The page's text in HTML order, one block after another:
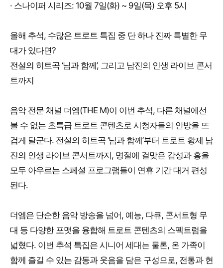
· 스나이퍼 시리즈: 10월 7일(화) ~ 9일(목) 오후 5시
올해 추석, 수많은 트로트 특집 중 단 하나 진짜 특별한 무
대가 있다면?
전설의 히트곡 ‘님과 함께’, 그리고 남진의 인생 라이브 콘서
트까지
음악 전문 채널 더엠(THE M)이 이번 추석, 다른 채널에선
볼 수 없는 초특급 트로트 콘텐츠로 시청자들의 안방을 뜨
겁게 달군다. 전설의 히트곡 ‘님과 함께’부터 트로트 황제 남
진의 인생 라이브 콘서트까지, 명절에 걸맞은 감성과 흥을
모두 아우르는 스페셜 프로그램들이 연휴 기간 대거 편성
된다.
더엠은 단순한 음악 방송을 넘어, 예능, 다큐, 콘서트형 무
대 등 다양한 포맷을 융합해 트로트 콘텐츠의 스펙트럼을
넓혔다. 이번 추석 특집은 시니어 세대는 물론, 온 가족이
함께 즐길 수 있는 감동과 웃음을 담은 구성으로, 전통과 현